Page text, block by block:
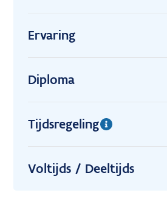
Ervaring
Diploma
Tijdsregeling
Voltijds / Deeltijds